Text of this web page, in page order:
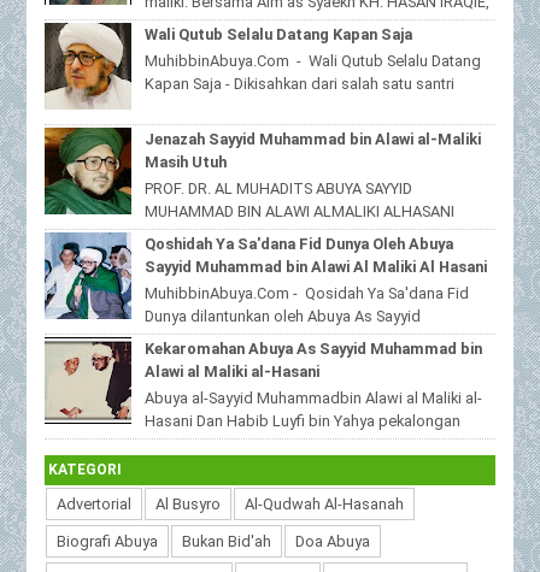
Ponpes Al Haramain duwa' pote Sampang
Madura...
Wali Qutub Selalu Datang Kapan Saja
MuhibbinAbuya.Com - Wali Qutub Selalu Datang
Kapan Saja - Dikisahkan dari salah satu santri
Jenazah Sayyid Muhammad bin Alawi al-Maliki
Masih Utuh
PROF. DR. AL MUHADITS ABUYA SAYYID
MUHAMMAD BIN ALAWI ALMALIKI ALHASANI
MuhibbinAbuya.Com - Jenazah Sayyid
Muhammad bin Alawi al-Malik...
Qoshidah Ya Sa'dana Fid Dunya Oleh Abuya
Sayyid Muhammad bin Alawi Al Maliki Al Hasani
MuhibbinAbuya.Com - Qosidah Ya Sa'dana Fid
Dunya dilantunkan oleh Abuya As Sayyid
Muhammad Alawi Al Maliki Al Hasani ra. Qoshidah
beri...
Kekaromahan Abuya As Sayyid Muhammad bin
Alawi al Maliki al-Hasani
Abuya al-Sayyid Muhammadbin Alawi al Maliki al-
Hasani Dan Habib Luyfi bin Yahya pekalongan
MuhibbinAbuya.Com - Kekaromahan Abuya As S...
KATEGORI
Advertorial Al Busyro Al-Qudwah Al-Hasanah
Biografi Abuya Bukan Bid'ah Doa Abuya